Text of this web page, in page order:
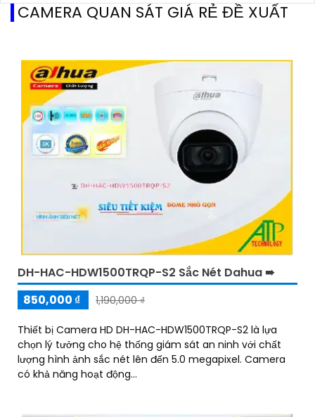
CAMERA QUAN SÁT GIÁ RẺ ĐỀ XUẤT
DH-HAC-HDW1500TRQP-S2 Sắc Nét Dahua ➠
850,000 ₫
1,190,000 ₫
Thiết bị Camera HD DH-HAC-HDW1500TRQP-S2 là lựa
chọn lý tưởng cho hệ thống giám sát an ninh với chất
lượng hình ảnh sắc nét lên đến 5.0 megapixel. Camera
có khả năng hoạt động...